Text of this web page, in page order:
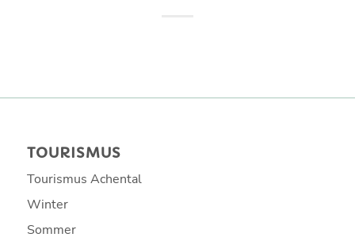
TOURISMUS
Tourismus Achental
Winter
Sommer